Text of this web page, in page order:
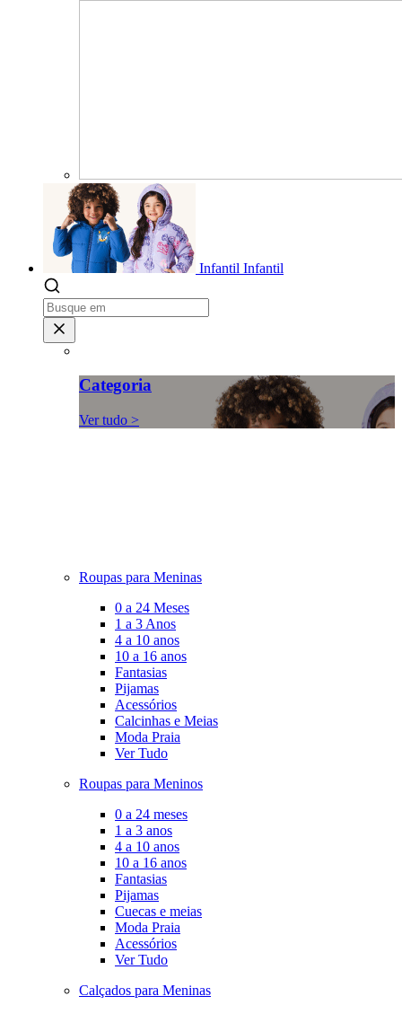
Infantil Infantil
Categoria
Ver tudo >
Roupas para Meninas
0 a 24 Meses
1 a 3 Anos
4 a 10 anos
10 a 16 anos
Fantasias
Pijamas
Acessórios
Calcinhas e Meias
Moda Praia
Ver Tudo
Roupas para Meninos
0 a 24 meses
1 a 3 anos
4 a 10 anos
10 a 16 anos
Fantasias
Pijamas
Cuecas e meias
Moda Praia
Acessórios
Ver Tudo
Calçados para Meninas